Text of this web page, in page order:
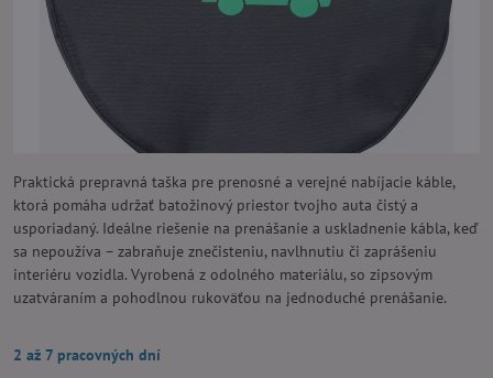
Praktická prepravná taška pre prenosné a verejné nabíjacie káble,
ktorá pomáha udržať batožinový priestor tvojho auta čistý a
usporiadaný. Ideálne riešenie na prenášanie a uskladnenie kábla, keď
sa nepoužíva – zabraňuje znečisteniu, navlhnutiu či zaprášeniu
interiéru vozidla. Vyrobená z odolného materiálu, so zipsovým
uzatváraním a pohodlnou rukoväťou na jednoduché prenášanie.
2 až 7 pracovných dní